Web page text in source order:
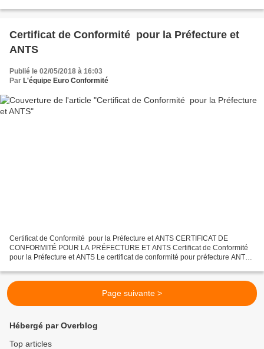
Certificat de Conformité pour la Préfecture et
ANTS
Publié le 02/05/2018 à 16:03
Par L'équipe Euro Conformité
Certificat de Conformité pour la Préfecture et ANTS CERTIFICAT DE
CONFORMITÉ POUR LA PRÉFECTURE ET ANTS Certificat de Conformité
pour la Préfecture et ANTS Le certificat de conformité pour préfecture ANTS
Page suivante >
Hébergé par Overblog
Top articles